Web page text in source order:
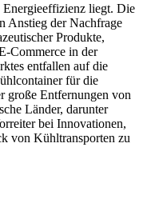
liegt. Die
Anstieg der Nachfrage
Produkte,
Commerce in der
entfallen auf die
für die
große Entfernungen von
Länder, darunter
bei Innovationen,
von Kühltransporten zu